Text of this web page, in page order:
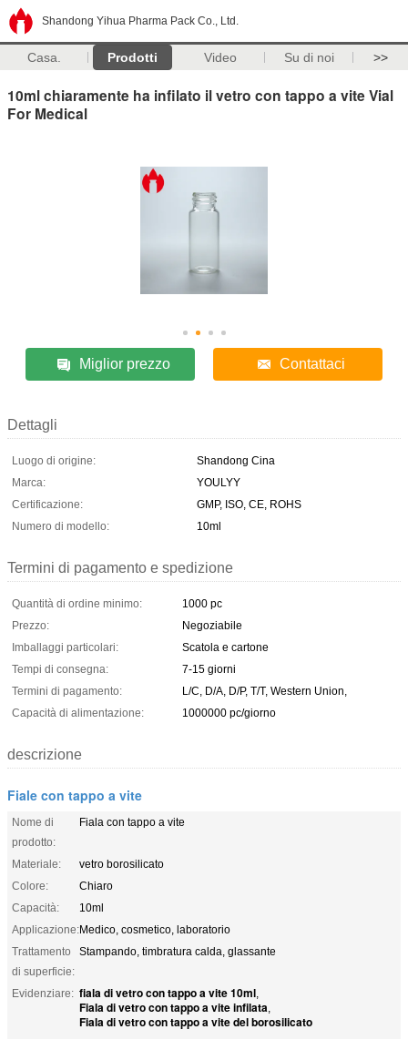
Shandong Yihua Pharma Pack Co., Ltd.
Casa. Prodotti Video Su di noi >>
10ml chiaramente ha infilato il vetro con tappo a vite Vial
For Medical
Miglior prezzo Contattaci
Dettagli
Luogo di origine:
Shandong Cina
Marca:
YOULYY
Certificazione:
GMP, ISO, CE, ROHS
Numero di modello:
10ml
Termini di pagamento e spedizione
Quantità di ordine minimo:
1000 pc
Prezzo:
Negoziabile
Imballaggi particolari:
Scatola e cartone
Tempi di consegna:
7-15 giorni
Termini di pagamento:
L/C, D/A, D/P, T/T, Western Union,
Capacità di alimentazione:
1000000 pc/giorno
descrizione
Fiale con tappo a vite
Nome di
prodotto:
Fiala con tappo a vite
Materiale:
vetro borosilicato
Colore:
Chiaro
Capacità:
10ml
Applicazione:Medico, cosmetico, laboratorio
Trattamento
di superficie:
Stampando, timbratura calda, glassante
Evidenziare: fiala di vetro con tappo a vite 10ml,
Fiala di vetro con tappo a vite infilata,
Fiala di vetro con tappo a vite del borosilicato